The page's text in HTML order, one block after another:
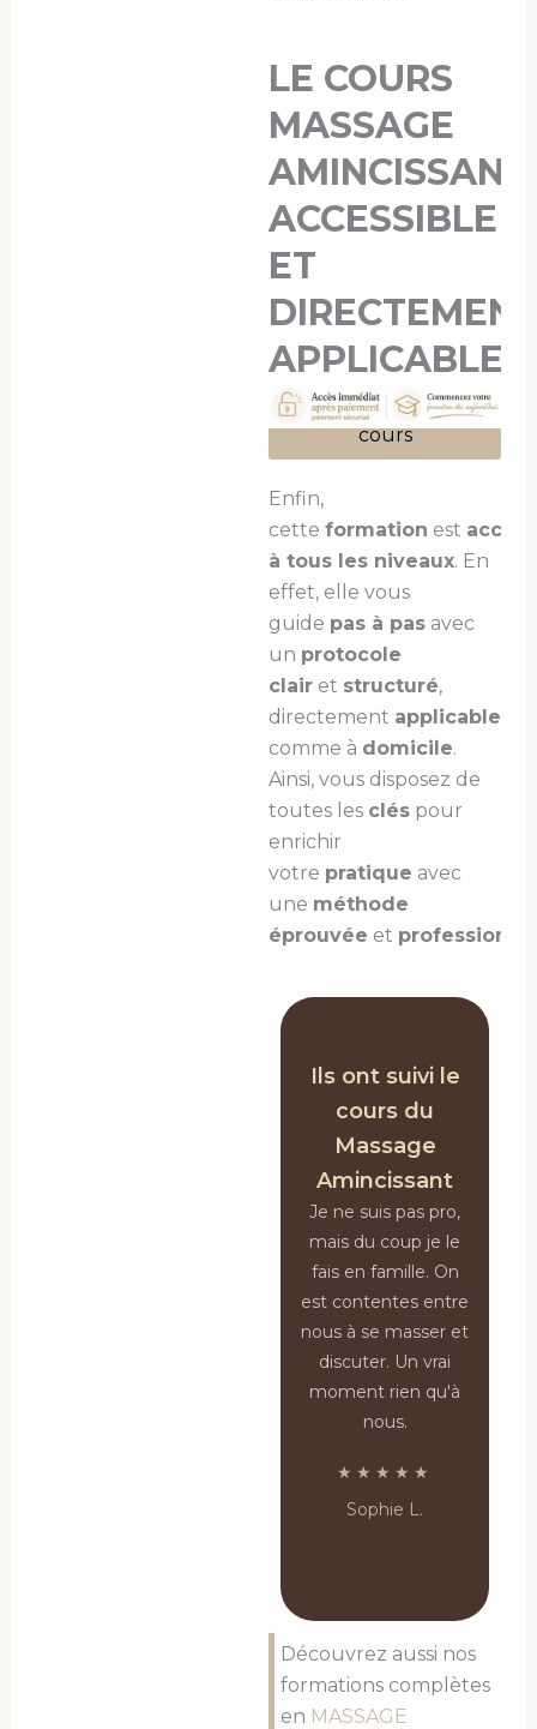
LE COURS
MASSAGE
AMINCISSANT
ACCESSIBLE
ET
APPLICABLE
Enfin,
cette formation est
à tous les niveaux. En
effet, elle vous
guide pas à pas avec
un protocole
clair et structuré,
directement applicable
comme à domicile.
Ainsi, vous disposez de
toutes les clés pour
enrichir
votre pratique avec
une méthode
éprouvée et
Je veux suivre ce
cours
Ils ont suivi le
cours du
Massage
Amincissant
Je ne suis pas pro,
mais du coup je le
fais en famille. On
est contentes entre
nous à se masser et
discuter. Un vrai
moment rien qu'à
nous.
★★★★★
Sophie L.
Découvrez aussi nos
formations complètes
en MASSAGE